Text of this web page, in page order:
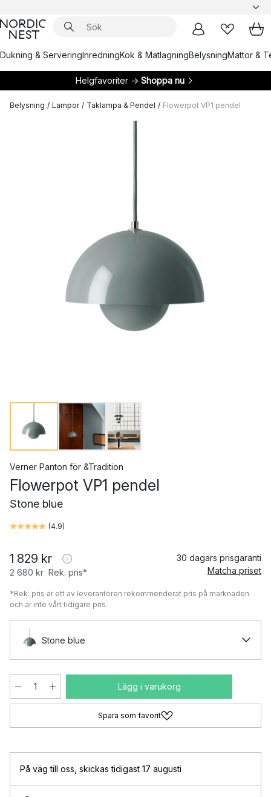
Dukning & ServeringInredningKök & MatlagningBelysningMattor &
Helgfavoriter → Shoppa nu
Belysning / Lampor / Taklampa & Pendel / Flowerpot VP1 pendel
Verner Panton för &Tradition
Flowerpot VP1 pendel
Stone blue
(4.9)
1 829 kr
2 680 kr Rek. pris*
30 dagars prisgaranti
Matcha priset
*Rek. pris är ett av leverantören rekommenderat pris på marknaden
och är inte vårt tidigare pris.
Stone blue
Lägg i varukorg
Spara som favorit
På väg till oss skickas tidigast 17 augusti